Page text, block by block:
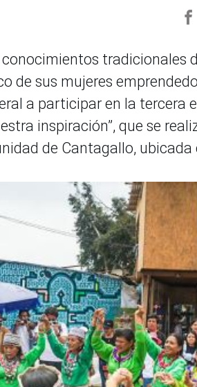
tradicionales
de sus mujeres
a participar en la tercera
inspiración”, que se
de Cantagallo,